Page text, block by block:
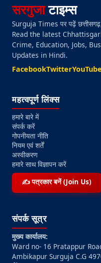
सरगुजाटाइम्स
Surguja Times पर पढ़ें
Read the latest
Crime, Education, Jobs,
Updates in Hindi.
FacebookTwitterYouTube
महत्वपूर्ण लिंक्स
हमारे बारे में
संपर्क करें
गोपनीयता नीति
नियम एवं शर्तें
अस्वीकरण
हमारे साथ विज्ञापन करें
✍️ पत्रकार बनें (Join Us)
संपर्क सूत्र
मुख्य कार्यालय:
Ward no- 16 Pratappur
Ambikapur Surguja C.G